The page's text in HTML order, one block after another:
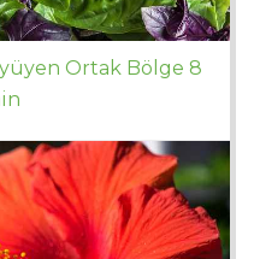
Ortak Bölge 8